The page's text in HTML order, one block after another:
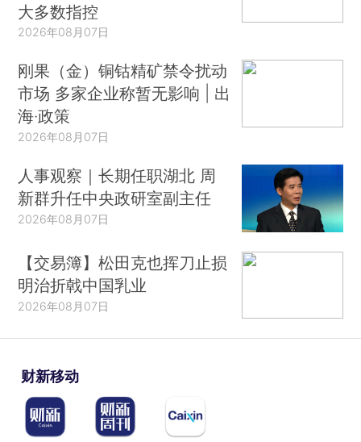
大多数指控
2026年08月07日
刚果（金）铜钴精矿禁令扰动
市场 多家企业称暂无影响 | 出
海·政策
2026年08月07日
人事观察｜长期任职湖北 周
新群升任中央政研室副主任
2026年08月07日
【交易簿】松田克也挥刀止损
明治折戟中国乳业
2026年08月07日
财新移动